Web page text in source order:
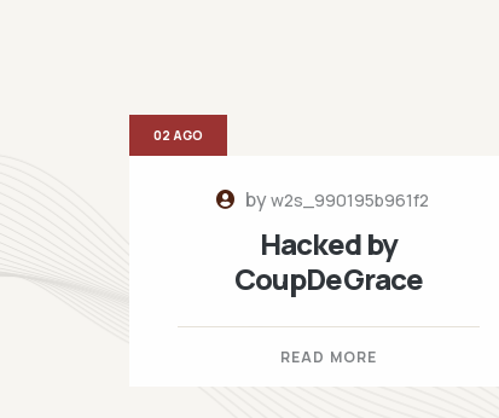
byw2s_990195b961f2
Hacked by
CoupDeGrace
READ MORE
02 AGO